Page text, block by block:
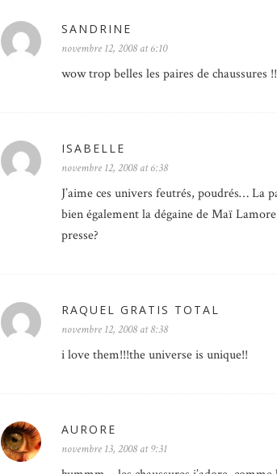
SANDRINE
novembre 12, 2008 at 6:10
wow trop belles les paires de chaussures
ISABELLE
novembre 12, 2008 at 6:38
J’aime ces univers feutrés, poudrés… La
bien également la dégaine de Maï
presse?
RAQUEL GRATIS TOTAL
novembre 12, 2008 at 8:38
i love them!!!the universe is unique!!
AURORE
novembre 13, 2008 at 9:31